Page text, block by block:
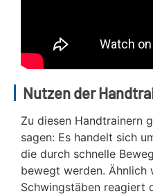
Nutzen der
Zu diesen Handtrainern
sagen: Es handelt sich
die durch schnelle
bewegt werden. Ähnlich
Schwingstäben reagiert